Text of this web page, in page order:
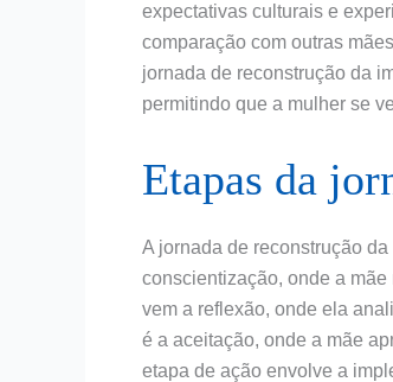
expectativas culturais e
comparação com outras
jornada de reconstrução da
permitindo que a mulher se
Etapas da
A jornada de reconstrução
conscientização, onde a
vem a reflexão, onde ela
é a aceitação, onde a mãe
etapa de ação envolve a